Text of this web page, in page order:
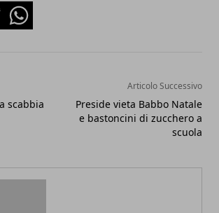
Whatsapp
scabbia
Articolo Successivo
Preside vieta Babbo Natale
e bastoncini di zucchero a
scuola